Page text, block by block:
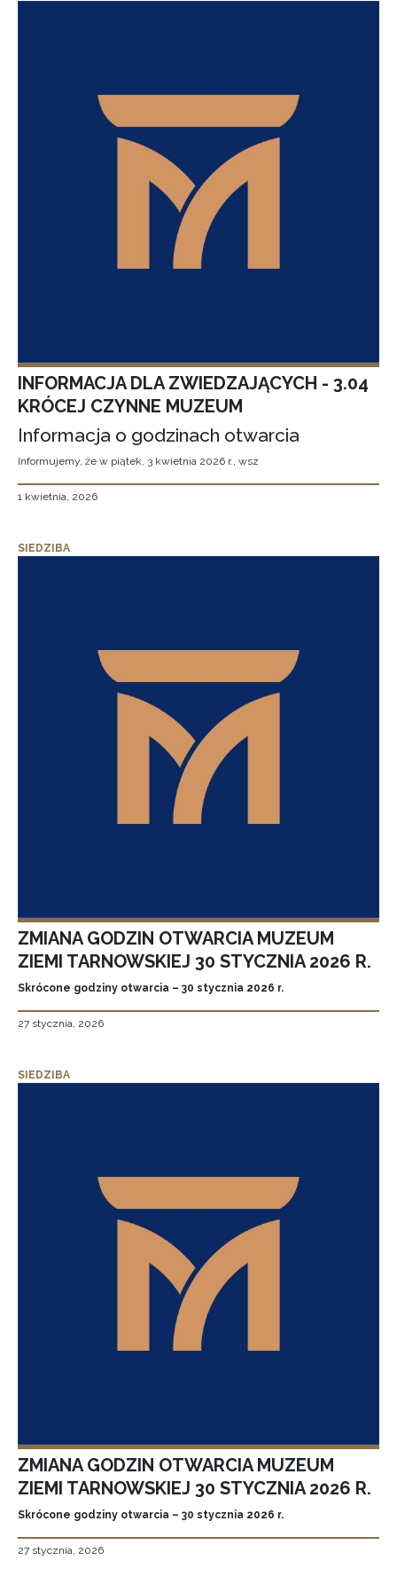
INFORMACJA DLA ZWIEDZAJĄCYCH - 3.04
KRÓCEJ CZYNNE MUZEUM
Informacja o godzinach otwarcia
Informujemy, że w piątek, 3 kwietnia 2026 r., wsz
1 kwietnia, 2026
SIEDZIBA
ZMIANA GODZIN OTWARCIA MUZEUM
ZIEMI TARNOWSKIEJ 30 STYCZNIA 2026 R.
Skrócone godziny otwarcia – 30 stycznia 2026 r.
27 stycznia, 2026
SIEDZIBA
ZMIANA GODZIN OTWARCIA MUZEUM
ZIEMI TARNOWSKIEJ 30 STYCZNIA 2026 R.
Skrócone godziny otwarcia – 30 stycznia 2026 r.
27 stycznia, 2026